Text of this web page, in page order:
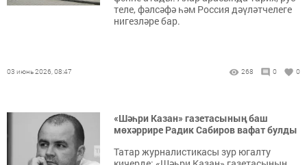
теле, фәлсәфә һәм Россия дәүләтчелеге
нигезләре бар.
03 июнь 2026, 08:47 268 0 0
«Шәһри Казан» газетасының баш
мөхәррире Радик Сабиров вафат булды
Татар журналистикасы зур югалту